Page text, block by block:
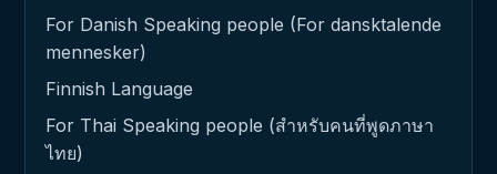
For Danish Speaking people (For dansktalende
mennesker)
Finnish Language
For Thai Speaking people (สำหรับคนที่พูดภาษา
ไทย)